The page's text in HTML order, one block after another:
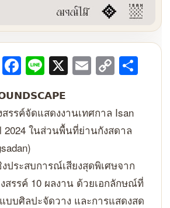
Facebook
Line
X Email
Copy
รรค์จัดแสดงงานเทศกาล Isan
2024 ในส่วนพื้นที่ย่านกังสดาล
ประสบการณ์เสียงสุดพิเศษจาก
สรรค์ 10 ผลงาน ด้วยเอกลักษณ์ที่
บบศิลปะจัดวาง และการแสดงสด